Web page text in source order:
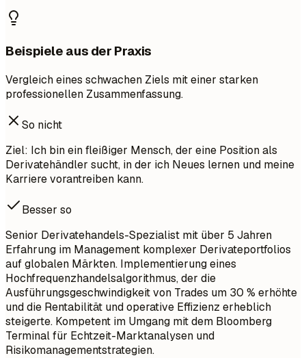
Beispiele aus der Praxis
Vergleich eines schwachen Ziels mit einer starken
professionellen Zusammenfassung.
So nicht
Ziel: Ich bin ein fleißiger Mensch, der eine Position als
Derivatehändler sucht, in der ich Neues lernen und meine
Karriere vorantreiben kann.
Besser so
Senior Derivatehandels-Spezialist mit über 5 Jahren
Erfahrung im Management komplexer Derivateportfolios
auf globalen Märkten. Implementierung eines
Hochfrequenzhandelsalgorithmus, der die
Ausführungsgeschwindigkeit von Trades um 30 % erhöhte
und die Rentabilität und operative Effizienz erheblich
steigerte. Kompetent im Umgang mit dem Bloomberg
Terminal für Echtzeit-Marktanalysen und
Risikomanagementstrategien.